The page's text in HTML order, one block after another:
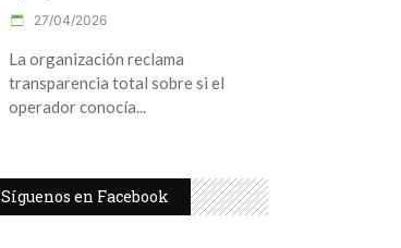
27/04/2026
La organización reclama
transparencia total sobre si el
operador conocía
Síguenos en Facebook